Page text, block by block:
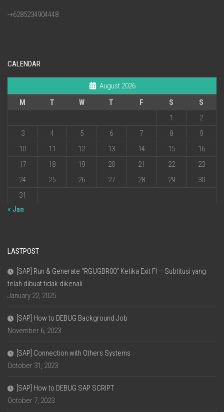
-+6285234904448
CALENDAR
August 2026
M
T W T F S
S
1
2
3
4 5 6 7 8
9
10
11 12 13 14 15
16
17
18 19 20 21 22
23
24
25 26 27 28 29
30
31
« Jan
LASTPOST
[SAP] Run & Generate “RGUGBR00” Ketika Exit FI – Subtitusi yang
telah dibuat tidak dikenali
January 22, 2025
[SAP] How to DEBUG Background Job
November 6, 2023
[SAP] Connection with Others Systems
October 31, 2023
[SAP] How to DEBUG SAP SCRIPT
October 7, 2023